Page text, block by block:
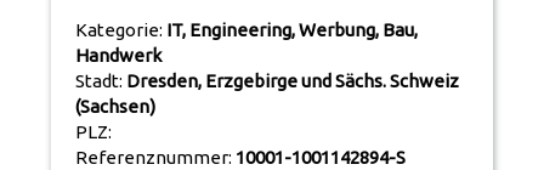
Kategorie: IT, Engineering, Werbung, Bau,
Handwerk
Stadt: Dresden, Erzgebirge und Sächs. Schweiz
(Sachsen)
PLZ:
Referenznummer: 10001-1001142894-S